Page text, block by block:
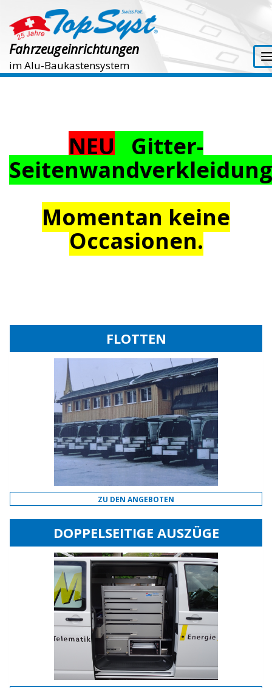
Fahrzeugeinrichtungen
im Alu-Baukastensystem
NEU Gitter-
Momentan keine
Occasionen.
FLOTTEN
ZU DEN ANGEBOTEN
DOPPELSEITIGE AUSZÜGE